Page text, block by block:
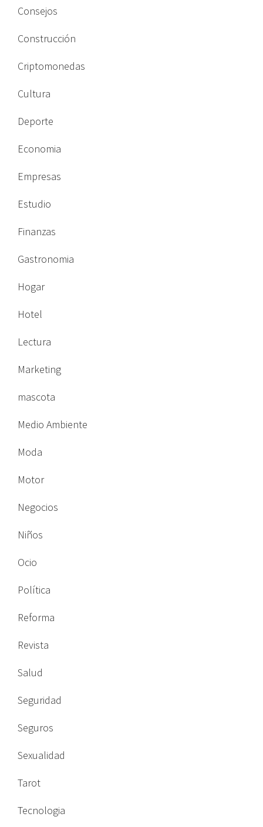
Consejos
Construcción
Criptomonedas
Cultura
Deporte
Economia
Empresas
Estudio
Finanzas
Gastronomia
Hogar
Hotel
Lectura
Marketing
mascota
Medio Ambiente
Moda
Motor
Negocios
Niños
Ocio
Política
Reforma
Revista
Salud
Seguridad
Seguros
Sexualidad
Tarot
Tecnologia